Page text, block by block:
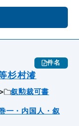
件名
杉村濬
叙勲裁可書
一・内国人・叙